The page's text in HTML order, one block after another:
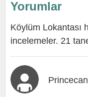
Yorumlar
Köylüm Lokantası
incelemeler. 21